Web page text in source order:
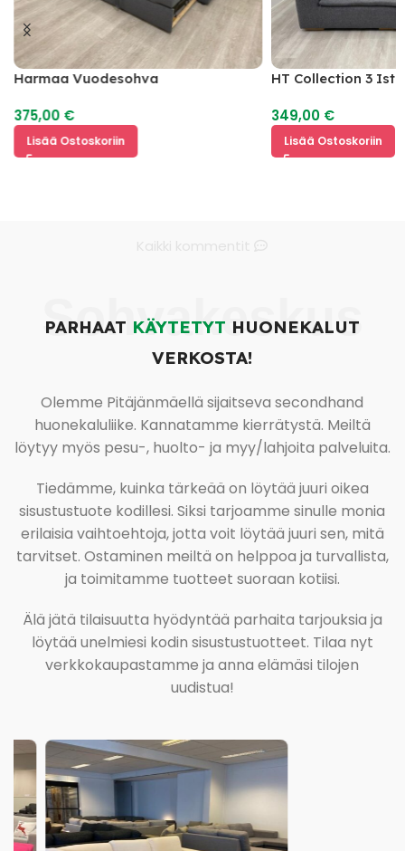
Harmaa Vuodesohva
375,00 €
Lisää Ostoskoriin
HT Collection 3
349,00 €
Lisää Ostoskoriin
Sohvakeskus
PARHAAT KÄYTETYT HUONEKALUT
VERKOSTA!
Olemme Pitäjänmäellä sijaitseva secondhand
huonekaluliike. Kannatamme kierrätystä. Meiltä
löytyy myös pesu-, huolto- ja myy/lahjoita palveluita.
Tiedämme, kuinka tärkeää on löytää juuri oikea
sisustustuote kodillesi. Siksi tarjoamme sinulle monia
erilaisia vaihtoehtoja, jotta voit löytää juuri sen, mitä
tarvitset. Ostaminen meiltä on helppoa ja turvallista,
ja toimitamme tuotteet suoraan kotiisi.
Älä jätä tilaisuutta hyödyntää parhaita tarjouksia ja
löytää unelmiesi kodin sisustustuotteet. Tilaa nyt
verkkokaupastamme ja anna elämäsi tilojen
uudistua!